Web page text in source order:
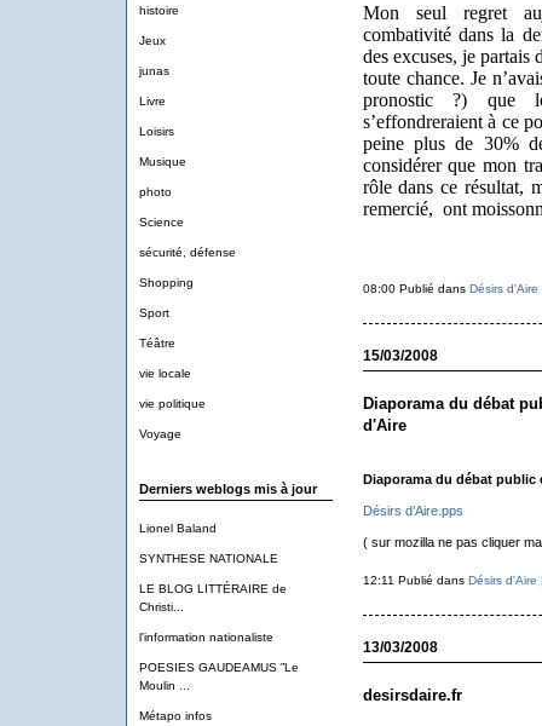
histoire
Jeux
junas
Livre
Loisirs
Musique
photo
Science
sécurité, défense
Shopping
Sport
Téâtre
vie locale
vie politique
Voyage
Derniers weblogs mis à jour
Lionel Baland
SYNTHESE NATIONALE
LE BLOG LITTÉRAIRE de
Christi...
l'information nationaliste
POESIES GAUDEAMUS ”Le
Moulin ...
Métapo infos
Mon seul regret
combativité dans la
des excuses, je
toute chance. Je
pronostic ?) que
s’effondreraient à ce
peine plus de 30%
considérer que mon
rôle dans ce résultat,
remercié, ont
08:00 Publié dans Désirs d'Aire
15/03/2008
Diaporama du débat
d'Aire
Diaporama du débat public
Désirs d’Aire.pps
( sur mozilla ne pas cliquer
12:11 Publié dans Désirs d'Aire
13/03/2008
desirsdaire.fr